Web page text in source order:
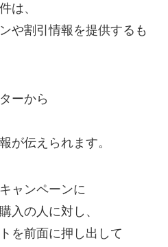
は、
や割引情報を提供するも
ーから
が伝えられます。
ャンペーンに
入の人に対し、
を前面に押し出して